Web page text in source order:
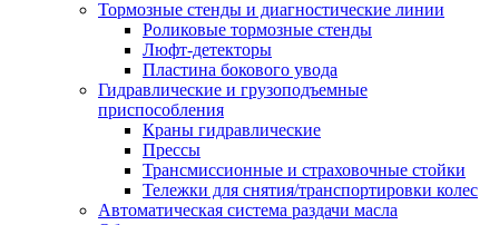
Тормозные стенды и диагностические линии
Роликовые тормозные стенды
Люфт-детекторы
Пластина бокового увода
Гидравлические и грузоподъемные
приспособления
Краны гидравлические
Прессы
Трансмиссионные и страховочные стойки
Тележки для снятия/транспортировки колес
Автоматическая система раздачи масла